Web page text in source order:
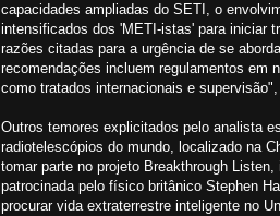
capacidades ampliadas do SETI, o
intensificados dos 'METI-istas' para iniciar
razões citadas para a urgência de se
recomendações incluem regulamentos em
como tratados internacionais e
Outros temores explicitados pelo analista
radiotelescópios do mundo, localizado na
tomar parte no projeto Breakthrough
patrocinada pelo físico britânico Stephen
procurar vida extraterrestre inteligente no